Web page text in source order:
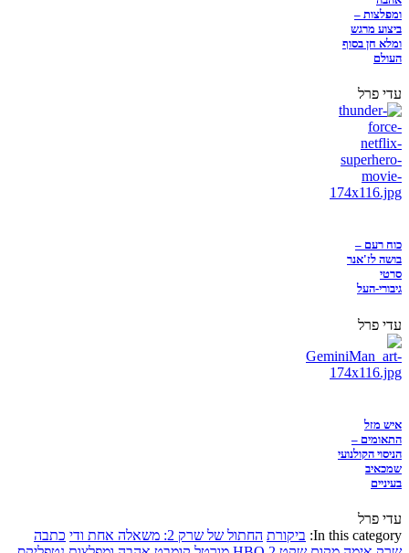
ומפלצות –
ביצוע מרגש
ומלא חן בסוף
העולם
עדי פרל
כוח רעם –
בושה לז'אנר
סרטי
גיבורי-העל
עדי פרל
איש מזל
התאומים –
הניסוי הקולנועי
שמכאיב
בעיניים
עדי פרל
In this category: ביקורת החתול של שרק 2: משאלה אחת ודי
כתבה